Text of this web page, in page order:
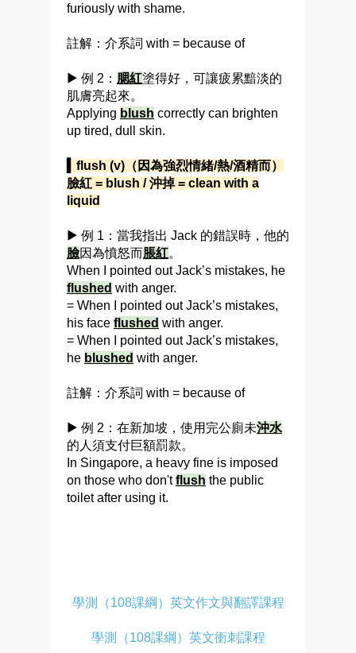
furiously with shame.
註解：介系詞 with = because of
▶ 例 2： 腮紅塗得好，可讓疲累黯淡的
肌膚亮起來。
Applying blush correctly can brighten
up tired, dull skin.
▍flush (v)（因為強烈情緒/熱/酒精而）
臉紅 = blush / 沖掉 = clean with a
liquid
▶ 例 1：當我指出 Jack 的錯誤時，他的
臉因為憤怒而脹紅。
When I pointed out Jack’s mistakes, he
flushed with anger.
= When I pointed out Jack’s mistakes,
his face flushed with anger.
= When I pointed out Jack’s mistakes,
he blushed with anger.
註解：介系詞 with = because of
▶ 例 2：在新加坡，使用完公廁未沖水
的人須支付巨額罰款。
In Singapore, a heavy fine is imposed
on those who don'tflush the public
toilet after using it.
學測（108課綱）英文作文與翻譯課程
學測（108課綱）英文衝刺課程